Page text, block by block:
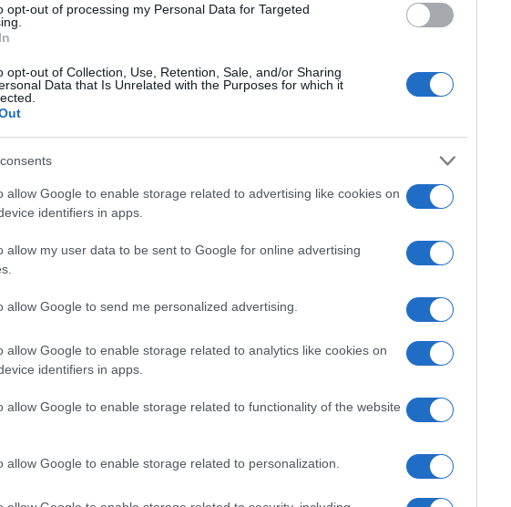
opt-out of processing my Personal Data for Targeted
opt-out of Collection, Use, Retention, Sale, and/or Sharing
Data that Is Unrelated with the Purposes for which it
allow Google to enable storage related to advertising like cookies on
identifiers in apps.
allow my user data to be sent to Google for online advertising
allow Google to send me personalized advertising.
allow Google to enable storage related to analytics like cookies on
identifiers in apps.
allow Google to enable storage related to functionality of the website
allow Google to enable storage related to personalization.
a gyermek Kossuth Lajos is találkozott a csodarabbival,
Teitelbaum rebbe által a haszidizmus itt vert
tudnunk a csodarabbiról?
született a haszidizmus misztikus vallási irányzata.
merev, ortodox hagyományokkal. Minden ügyes-bajos
fordultak az emberek. 1759-ben született
rabbi, Moise Teitelbaum, aki már életében szentség
évig tanított vallási iskolájában. 1841-ben halt meg, sírja
miért a status quo irányzatot választották 1868-ben
as években kezdődtek az egyre jobban elmérgesedő
között az adózás módja, a kórus temploma részvétele, a
bevezetése miatt. Erősödött a zsidóság
ban alapított világi zsidó iskola, amely a pelejtei
köszönheti létét. Épülete máig megvan,